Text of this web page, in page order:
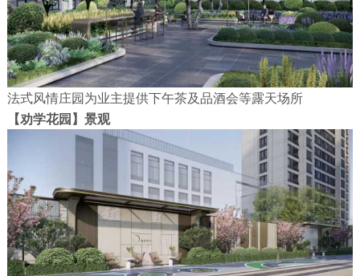
法式风情庄园为业主提供下午茶及品酒会等露天场所
【劝学花园】景观